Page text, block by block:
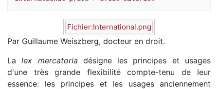
Fichier:International.png
Par Guillaume Weiszberg, docteur en droit.
Lalex mercatoria désigne les principes et usages
d'une très grande flexibilité compte-tenu de leur
essence: les principes et les usages anciennement